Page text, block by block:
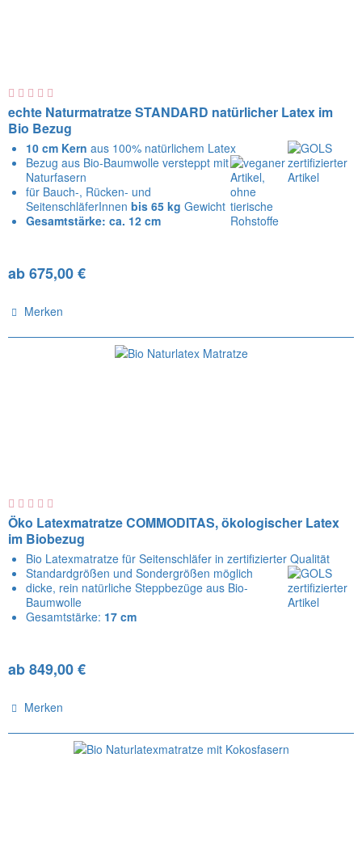
echte Naturmatratze STANDARD natürlicher Latex im
Bio Bezug
10 cm Kern aus 100% natürlichem Latex
Bezug aus Bio-Baumwolle versteppt mit
Naturfasern
für Bauch-, Rücken- und
SeitenschläferInnenbis 65 kg Gewicht
Gesamtstärke: ca. 12 cm
ab 675,00 €
Merken
Öko Latexmatratze COMMODITAS, ökologischer Latex
im Biobezug
Bio Latexmatratze für Seitenschläfer in zertifizierter Qualität
Standardgrößen und Sondergrößen möglich
dicke, rein natürliche Steppbezüge aus Bio-
Baumwolle
Gesamtstärke: 17 cm
ab 849,00 €
Merken